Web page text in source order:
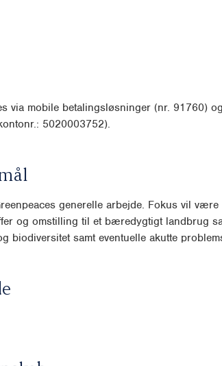
via mobile betalingsløsninger (nr. 91760) og
5020003752).
generelle arbejde. Fokus vil være
og omstilling til et bæredygtigt landbrug
biodiversitet samt eventuelle akutte